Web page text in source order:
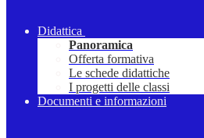
Didattica
Panoramica
Offerta formativa
Le schede didattiche
I progetti delle classi
Documenti e informazioni